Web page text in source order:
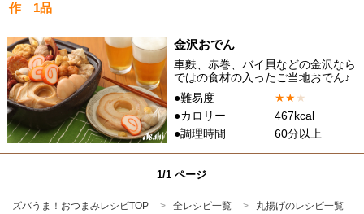
作 1品
金沢おでん
車麩、赤巻、バイ貝などの金沢なら
ではの食材の入ったご当地おでん♪
●難易度
★★★
●カロリー
467kcal
●調理時間
60分以上
1/1 ページ
ズバうま！おつまみレシピTOP 全レシピ一覧 丸揚げのレシピ一覧